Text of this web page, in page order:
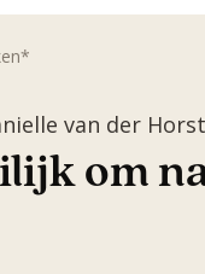
van der
om